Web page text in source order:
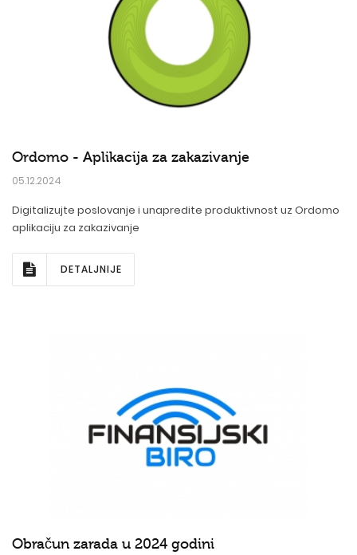
Ordomo - Aplikacija za zakazivanje
05.12.2024
Digitalizujte poslovanje i unapredite produktivnost uz Ordomo
aplikaciju za zakazivanje
DETALJNIJE
Obračun zarada u 2024 godini